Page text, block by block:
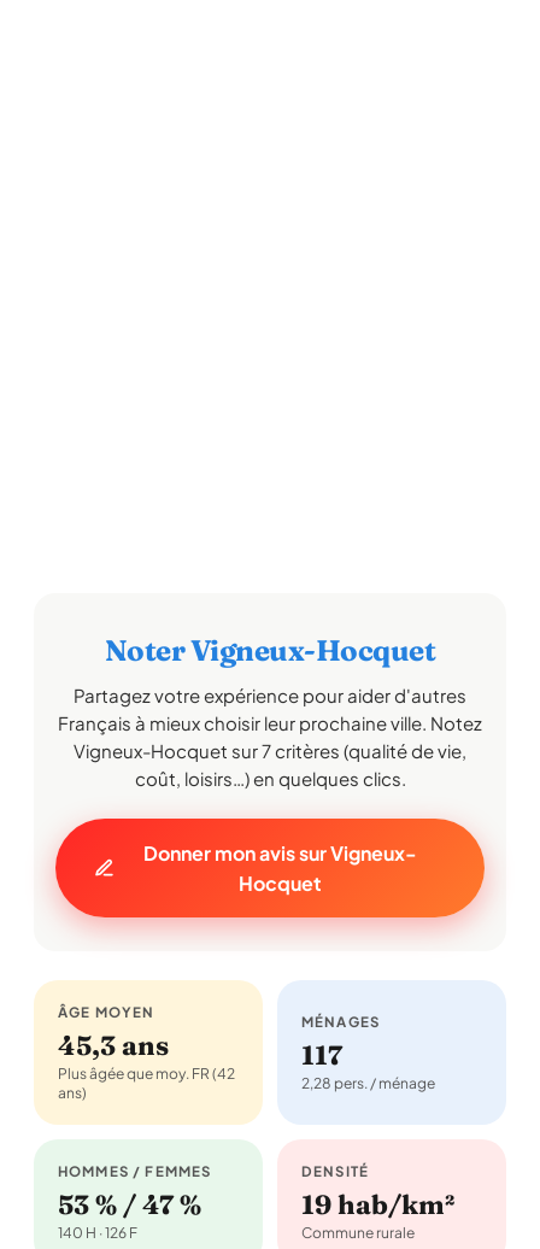
Noter Vigneux-Hocquet
Partagez votre expérience pour aider d'autres
Français à mieux choisir leur prochaine ville. Notez
Vigneux-Hocquet sur 7 critères (qualité de vie,
coût, loisirs…) en quelques clics.
Donner mon avis sur Vigneux-
Hocquet
ÂGE MOYEN
45,3 ans
Plus âgée que moy. FR (42
ans)
MÉNAGES
117
2,28 pers. / ménage
HOMMES / FEMMES
53 % / 47 %
140 H · 126 F
DENSITÉ
19 hab/km²
Commune rurale